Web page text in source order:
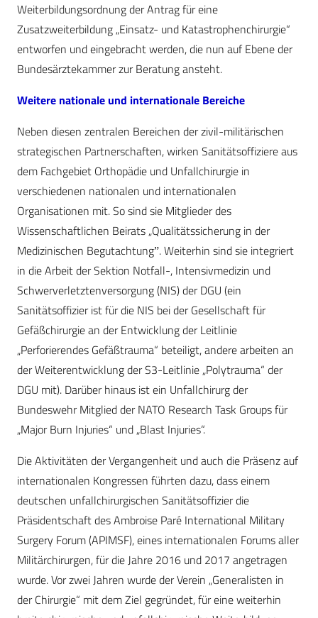
Weiterbildungsordnung der Antrag für eine
Zusatzweiterbildung „Einsatz- und Katastrophenchirurgie“
entworfen und eingebracht werden, die nun auf Ebene der
Bundesärztekammer zur Beratung ansteht.
Weitere nationale und internationale Bereiche
Neben diesen zentralen Bereichen der zivil-militärischen
strategischen Partnerschaften, wirken Sanitätsoffiziere aus
dem Fachgebiet Orthopädie und Unfallchirurgie in
verschiedenen nationalen und internationalen
Organisationen mit. So sind sie Mitglieder des
Wissenschaftlichen Beirats „Qualitätssicherung in der
Medizinischen Begutachtungˮ. Weiterhin sind sie integriert
in die Arbeit der Sektion Notfall-, Intensivmedizin und
Schwerverletztenversorgung (NIS) der DGU (ein
Sanitätsoffizier ist für die NIS bei der Gesellschaft für
Gefäßchirurgie an der Entwicklung der Leitlinie
„Perforierendes Gefäßtrauma“ beteiligt, andere arbeiten an
der Weiterentwicklung der S3-Leitlinie „Polytrauma“ der
DGU mit). Darüber hinaus ist ein Unfallchirurg der
Bundeswehr Mitglied der NATO Research Task Groups für
„Major Burn Injuries“ und „Blast Injuries“.
Die Aktivitäten der Vergangenheit und auch die Präsenz auf
internationalen Kongressen führten dazu, dass einem
deutschen unfallchirurgischen Sanitätsoffizier die
Präsidentschaft des Ambroise Paré International Military
Surgery Forum (APIMSF), eines internationalen Forums aller
Militärchirurgen, für die Jahre 2016 und 2017 angetragen
wurde. Vor zwei Jahren wurde der Verein „Generalisten in
der Chirurgie“ mit dem Ziel gegründet, für eine weiterhin